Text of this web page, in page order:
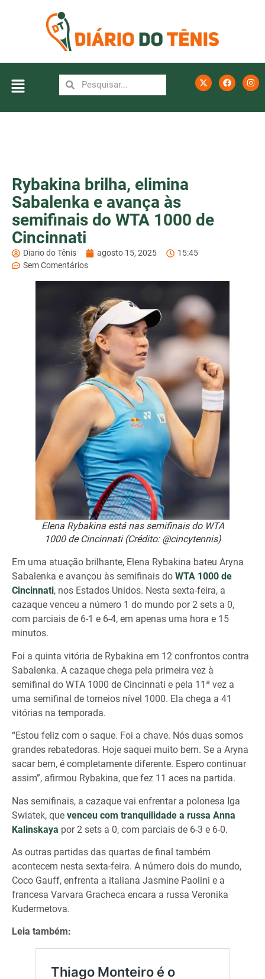
Rybakina brilha, elimina
Sabalenka e avança às
semifinais do WTA 1000 de
Cincinnati
Diario do Tênis agosto 15, 2025
15:45
Sem Comentários
Elena Rybakina está nas semifinais do WTA
1000 de Cincinnati (Crédito: @cincytennis)
Em uma atuação brilhante, Elena Rybakina bateu Aryna
Sabalenka e avançou às semifinais do WTA 1000 de
Cincinnati, nos Estados Unidos. Nesta sexta-feira, a
cazaque venceu a número 1 do mundo por 2 sets a 0,
com parciais de 6-1 e 6-4, em apenas uma hora e 15
minutos.
Foi a quinta vitória de Rybakina em 12 confrontos contra
Sabalenka. A cazaque chega pela primeira vez à
semifinal do WTA 1000 de Cincinnati e pela 11ª vez a
uma semifinal de torneios nível 1000. Ela chega a 41
vitórias na temporada.
“Estou feliz com o saque. Foi a chave. Nós duas somos
grandes rebatedoras. Hoje saquei muito bem. Se a Aryna
sacar bem, é completamente diferente. Espero continuar
assim”, afirmou Rybakina, que fez 11 aces na partida.
Nas semifinais, a cazaque vai enfrentar a polonesa Iga
Swiatek, que venceu com tranquilidade a russa Anna
Kalinskaya por 2 sets a 0, com parciais de 6-3 e 6-0.
As outras partidas das quartas de final também
acontecem nesta sexta-feira. A número dois do mundo,
Coco Gauff, enfrenta a italiana Jasmine Paolini e a
francesa Varvara Gracheca encara a russa Veronika
Kudermetova.
Leia também: